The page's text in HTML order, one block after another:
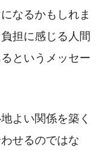
なるかもしれま
担に感じる人間
というメッセー
よい関係を築く
せるのではな